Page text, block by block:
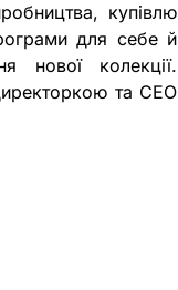
купівлю
для себе й
нової колекції.
та CEO